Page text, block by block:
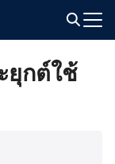
ยุกต์ใช้